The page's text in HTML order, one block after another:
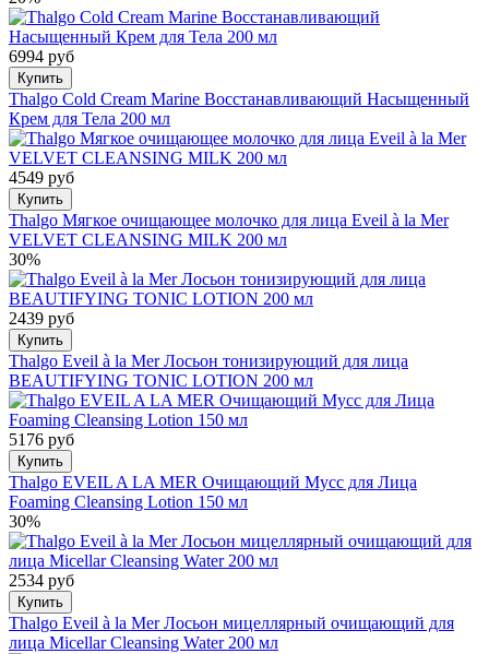
6994 руб
Купить
Thalgo Cold Cream Marine Восстанавливающий Насыщенный
Крем для Тела 200 мл
4549 руб
Купить
Thalgo Мягкое очищающее молочко для лица Eveil à la Mer
VELVET CLEANSING MILK 200 мл
30%
2439 руб
Купить
Thalgo Eveil à la Mer Лосьон тонизирующий для лица
BEAUTIFYING TONIC LOTION 200 мл
5176 руб
Купить
Thalgo EVEIL A LA MER Очищающий Мусс для Лица
Foaming Cleansing Lotion 150 мл
30%
2534 руб
Купить
Thalgo Eveil à la Mer Лосьон мицеллярный очищающий для
лица Micellar Cleansing Water 200 мл